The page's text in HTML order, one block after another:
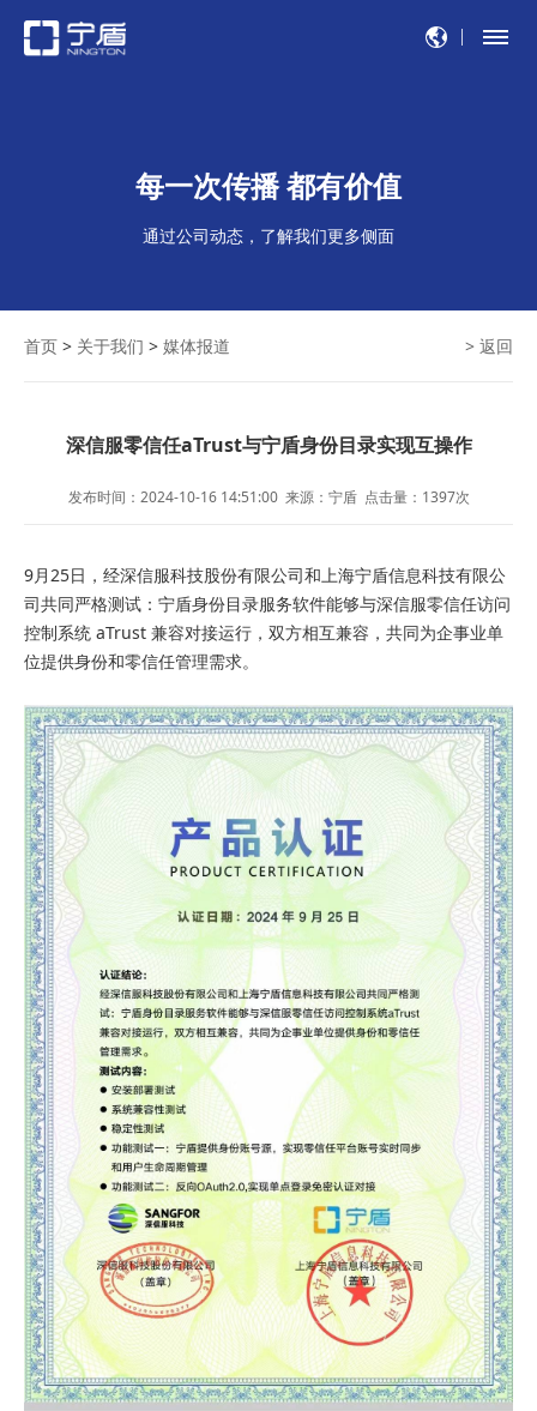
每一次传播 都有价值
通过公司动态，了解我们更多侧面
> 返回
首页 > 关于我们 > 媒体报道
深信服零信任aTrust与宁盾身份目录实现互操作
发布时间：2024-10-16 14:51:00 来源：宁盾点击量： 1397次
9月25日，经深信服科技股份有限公司和上海宁盾信息科技有限公
司共同严格测试：宁盾身份目录服务软件能够与深信服零信任访问
控制系统 aTrust 兼容对接运行，双方相互兼容，共同为企事业单
位提供身份和零信任管理需求。